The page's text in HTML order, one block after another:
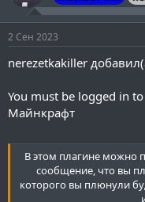
м
ы
а
л
2 Сен 2023
nerezetkakiller
You must be logged in
Майнкрафт
В этом плагине можно
сообщение, что вы
которого вы плюнули